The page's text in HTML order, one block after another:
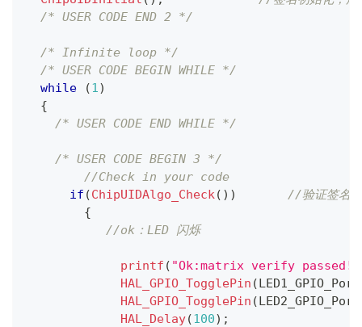
/* USER CODE END 2 */
/* Infinite loop */
/* USER CODE BEGIN WHILE */
while
(1)
{
/* USER CODE END WHILE */
/* USER CODE BEGIN 3 */
//Check in your code
if (ChipUIDAlgo_Check( ) )
//验证签名
{
//ok：LED 闪烁
printf ( "Ok:matrix verify
HAL_GPIO_TogglePin ( LED1_GPIO_Port
HAL_GPIO_TogglePin ( LED2_GPIO_Port
HAL_Delay(100) ;